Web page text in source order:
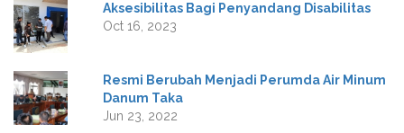
Aksesibilitas Bagi Penyandang Disabilitas
Oct 16, 2023
Resmi Berubah Menjadi Perumda Air Minum
Danum Taka
Jun 23, 2022